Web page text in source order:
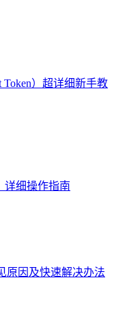
Token）超详细新手教
详细操作指南
原因及快速解决办法